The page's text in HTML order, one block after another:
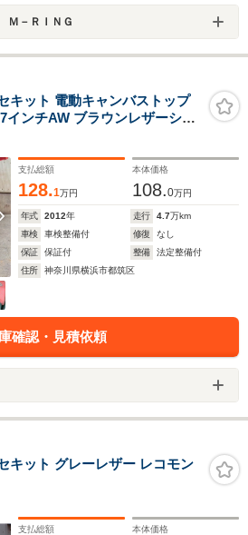
－ＲＩＮＧ
ット 電動キャンバストップ
インチAW ブラウンレザーシー
キセノン エッセエッセローダ
サー パドルシフト
支払総額
128.1万円
本体価格
108.0万円
年式 2012年 走行 4.7万km
車検
車検整備付 修復
なし
保証
保証付 整備
法定整備付
住所
神奈川県横浜市都筑区
確認・見積依頼
ット グレーレザー レコモン
支払総額 本体価格